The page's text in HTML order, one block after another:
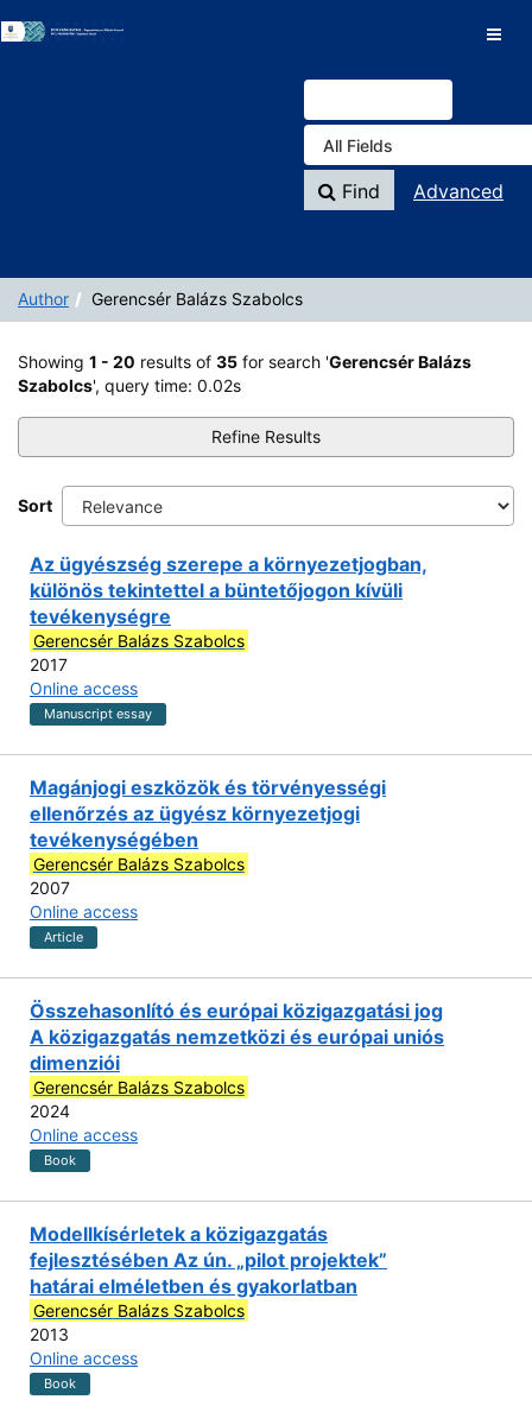
Szabolcs'
VuFind
Find Advanced
Author Gerencsér Balázs Szabolcs
Showing 1 - 20 results of 35 for search 'Gerencsér Balázs
Szabolcs', query time: 0.02s
Refine Results
Sort
Az ügyészség szerepe a környezetjogban,
különös tekintettel a büntetőjogon kívüli
tevékenységre
Gerencsér Balázs Szabolcs
2017
Online access
Manuscript essay
Magánjogi eszközök és törvényességi
ellenőrzés az ügyész környezetjogi
tevékenységében
Gerencsér Balázs Szabolcs
2007
Online access
Article
Összehasonlító és európai közigazgatási jog
A közigazgatás nemzetközi és európai uniós
dimenziói
Gerencsér Balázs Szabolcs
2024
Online access
Book
Modellkísérletek a közigazgatás
fejlesztésében Az ún. „pilot projektek”
határai elméletben és gyakorlatban
Gerencsér Balázs Szabolcs
2013
Online access
Book